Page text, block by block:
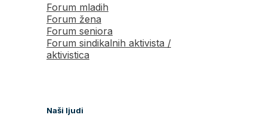
Forum mladih
Forum žena
Forum seniora
Forum sindikalnih aktivista /
aktivistica
Naši ljudi